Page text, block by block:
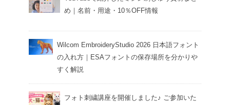
め｜名前・用途・10％OFF情報
Wilcom EmbroideryStudio 2026 日本語フォント
の入れ方｜ESAフォントの保存場所を分かりや
すく解説
フォト刺繍講座を開催しました♪ ご参加いた